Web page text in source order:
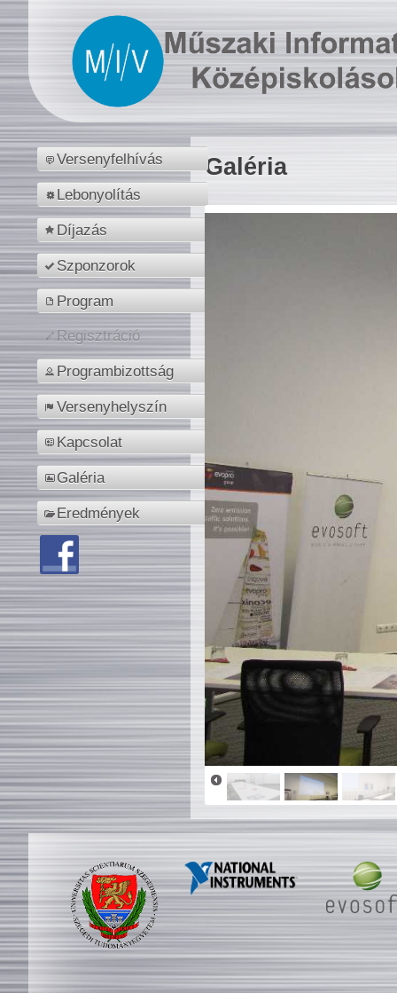
Versenyfelhívás
Lebonyolítás
Díjazás
Szponzorok
Program
Regisztráció
Programbizottság
Versenyhelyszín
Kapcsolat
Galéria
Eredmények
Galéria